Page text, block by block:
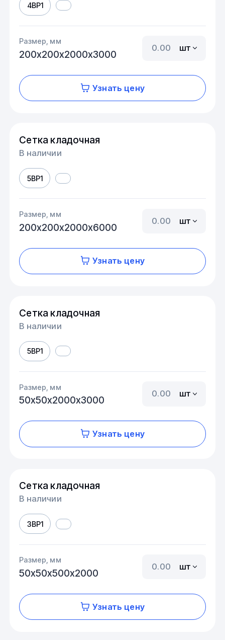
4ВР1
Размер, мм
200х200х2000х3000
шт
Узнать цену
Сетка кладочная
В наличии
5ВР1
Размер, мм
200х200х2000х6000
шт
Узнать цену
Сетка кладочная
В наличии
5ВР1
Размер, мм
50х50х2000х3000
шт
Узнать цену
Сетка кладочная
В наличии
3ВР1
Размер, мм
50х50х500х2000
шт
Узнать цену